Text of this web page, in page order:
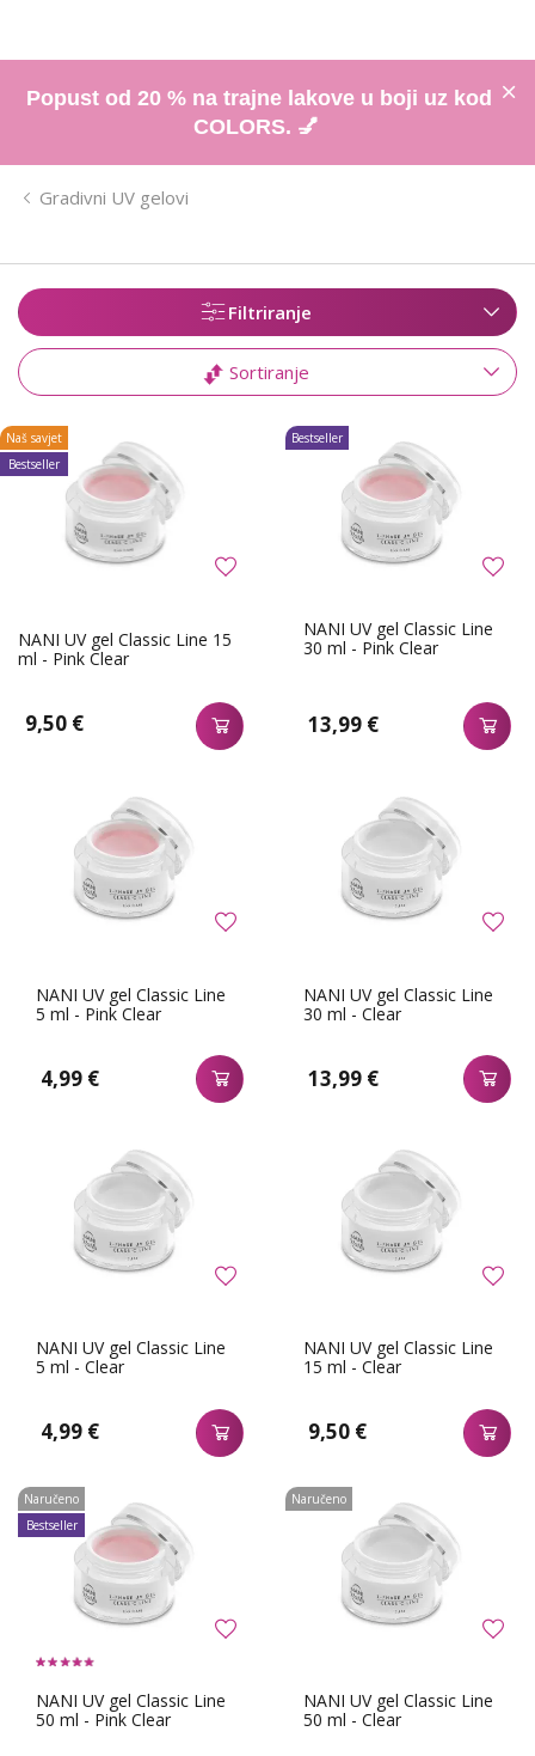
Popust od 20 % na trajne lakove u boji uz kod
COLORS. 💅
Gradivni UV gelovi
Filtriranje
Sortiranje
NANI UV gel Classic Line 15
ml - Pink Clear
9,50 €
Naš savjet
Bestseller
NANI UV gel Classic Line
30 ml - Pink Clear
13,99 €
Bestseller
NANI UV gel Classic Line
5 ml - Pink Clear
4,99 €
NANI UV gel Classic Line
30 ml - Clear
13,99 €
NANI UV gel Classic Line
5 ml - Clear
4,99 €
NANI UV gel Classic Line
15 ml - Clear
9,50 €
NANI UV gel Classic Line
50 ml - Pink Clear
Naručeno
Bestseller
NANI UV gel Classic Line
50 ml - Clear
Naručeno